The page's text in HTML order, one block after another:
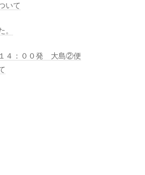
いて
。
１４：００発 大島②便